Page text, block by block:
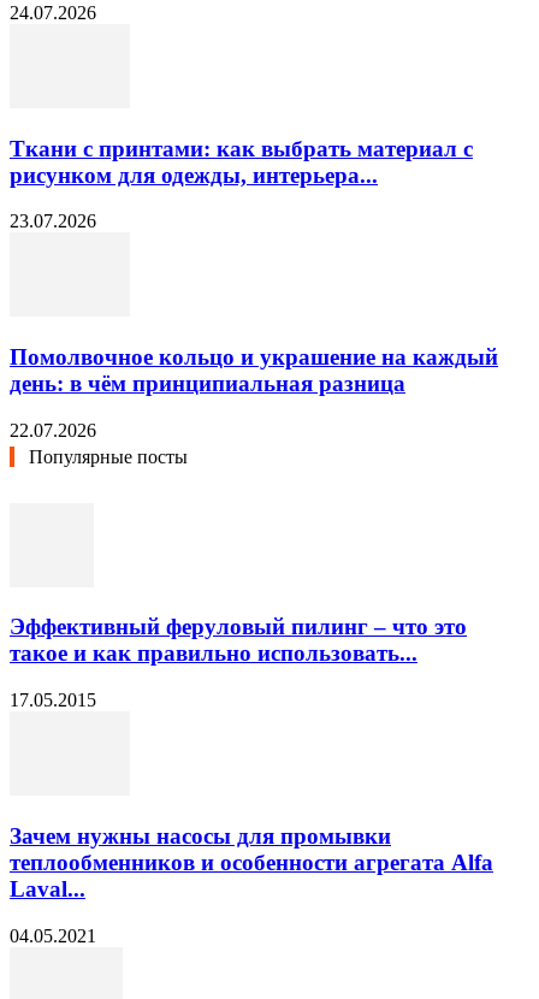
24.07.2026
Ткани с принтами: как выбрать материал с
рисунком для одежды, интерьера...
23.07.2026
Помолвочное кольцо и украшение на каждый
день: в чём принципиальная разница
22.07.2026
Популярные посты
Эффективный феруловый пилинг – что это
такое и как правильно использовать...
17.05.2015
Зачем нужны насосы для промывки
теплообменников и особенности агрегата Alfa
Laval...
04.05.2021